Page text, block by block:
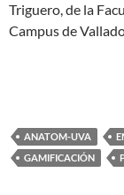
Triguero, de la
Campus de
ANATOM-UVA
GAMIFICACIÓN